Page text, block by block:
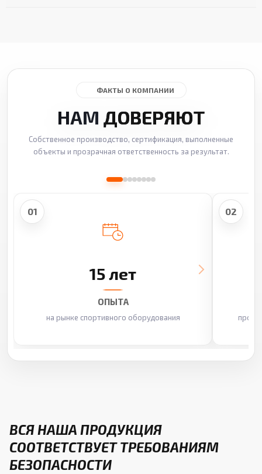
ФАКТЫ О КОМПАНИИ
НАМ ДОВЕРЯЮТ
Собственное производство, сертификация, выполненные
объекты и прозрачная ответственность за результат.
01
15 лет
ОПЫТА
на рынке спортивного оборудования
02
ВСЯ НАША ПРОДУКЦИЯ
СООТВЕТСТВУЕТ ТРЕБОВАНИЯМ
БЕЗОПАСНОСТИ